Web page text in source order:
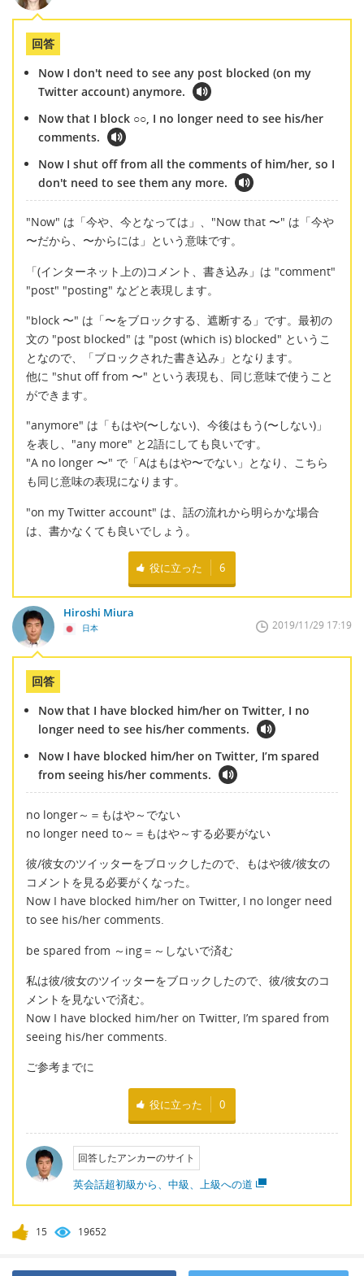
回答
Now I don't need to see any post blocked (on my
Twitter account) anymore.
Now that I block ○○, I no longer need to see his/her
comments.
Now I shut off from all the comments of him/her, so I
don't need to see them any more.
"Now" は「今や、今となっては」、"Now that 〜" は「今や
〜だから、〜からには」という意味です。
「(インターネット上の)コメント、書き込み」は "comment"
"post" "posting" などと表現します。
"block 〜" は「〜をブロックする、遮断する」です。最初の
文の "post blocked" は "post (which is) blocked" というこ
となので、「ブロックされた書き込み」となります。
他に "shut off from 〜" という表現も、同じ意味で使うこと
ができます。
"anymore" は「もはや(〜しない)、今後はもう(〜しない)」
を表し、"any more" と2語にしても良いです。
"A no longer 〜" で「Aはもはや〜でない」となり、こちら
も同じ意味の表現になります。
"on my Twitter account" は、話の流れから明らかな場合
は、書かなくても良いでしょう。
役に立った 6
Hiroshi Miura
日本 2019/11/29 17:19
回答
Now that I have blocked him/her on Twitter, I no
longer need to see his/her comments.
Now I have blocked him/her on Twitter, I’m spared
from seeing his/her comments.
no longer～＝もはや～でない
no longer need to～＝もはや～する必要がない
彼/彼女のツイッターをブロックしたので、もはや彼/彼女の
コメントを見る必要がくなった。
Now I have blocked him/her on Twitter, I no longer need
to see his/her comments.
be spared from ～ing＝～しないで済む
私は彼/彼女のツイッターをブロックしたので、彼/彼女のコ
メントを見ないで済む。
Now I have blocked him/her on Twitter, I’m spared from
seeing his/her comments.
ご参考までに
役に立った 0
回答したアンカーのサイト
英会話超初級から、中級、上級への道
15 19652